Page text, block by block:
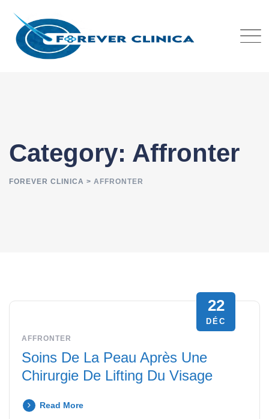
content
Category: Affronter
FOREVER CLINICA > AFFRONTER
22
DÉC
AFFRONTER
Soins De La Peau Après Une
Chirurgie De Lifting Du Visage
Read More